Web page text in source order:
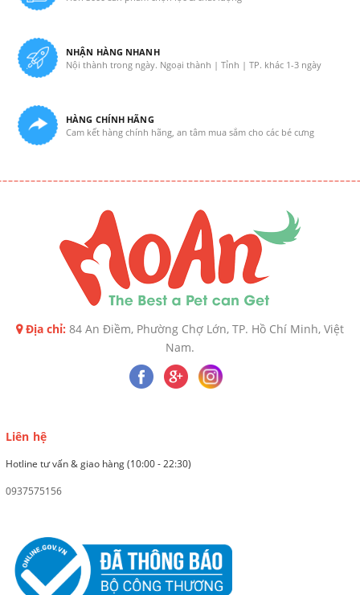
NHẬN HÀNG NHANH
Nội thành trong ngày. Ngoại thành | Tỉnh | TP. khác 1-3 ngày
HÀNG CHÍNH HÃNG
Cam kết hàng chính hãng, an tâm mua sắm cho các bé cưng
Địa chỉ: 84 An Điềm, Phường Chợ Lớn, TP. Hồ Chí Minh, Việt
Nam.
Liên hệ
Hotline tư vấn & giao hàng (10:00 - 22:30)
0937575156